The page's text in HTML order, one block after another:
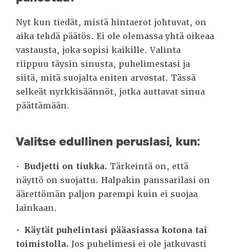
Nyt kun tiedät, mistä hintaerot johtuvat, on
aika tehdä päätös. Ei ole olemassa yhtä oikeaa
vastausta, joka sopisi kaikille. Valinta
riippuu täysin sinusta, puhelimestasi ja
siitä, mitä suojalta eniten arvostat. Tässä
selkeät nyrkkisäännöt, jotka auttavat sinua
päättämään.
Valitse edullinen peruslasi, kun:
Budjetti on tiukka. Tärkeintä on, että
näyttö on suojattu. Halpakin panssarilasi on
äärettömän paljon parempi kuin ei suojaa
lainkaan.
Käytät puhelintasi pääasiassa kotona tai
toimistolla. Jos puhelimesi ei ole jatkuvasti